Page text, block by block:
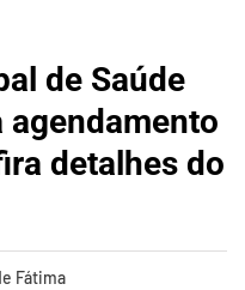
de Saúde
agendamento
detalhes do
Fátima